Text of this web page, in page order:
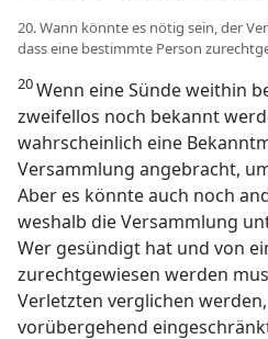
20. Wann könnte es nötig sein, der
dass eine bestimmte Person
20Wenn eine Sünde weithin
zweifellos noch bekannt
wahrscheinlich eine
Versammlung angebracht,
Aber es könnte auch noch
weshalb die Versammlung
Wer gesündigt hat und von
zurechtgewiesen werden
Verletzten verglichen
vorübergehend